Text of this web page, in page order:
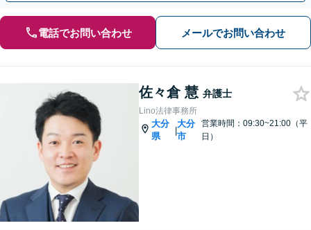
電話でお問い合わせ メールでお問い合わせ
佐々倉 慧 弁護士
Lino法律事務所
大分
県
|
大分
市
営業時間：09:30~21:00（平
日）